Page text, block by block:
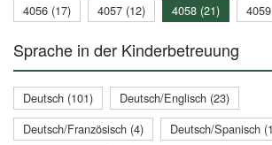
4056 (17)
4057 (12) 4058 (21)
Sprache in der Kinderbetreuung
Deutsch (101)
Deutsch/Englisch (23)
Deutsch/Französisch (4)
Deutsch/Spanisch